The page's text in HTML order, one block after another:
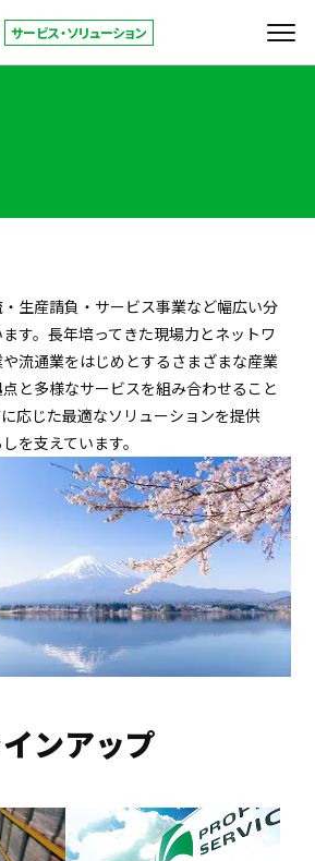
サービス・ソリューション
サイト
お問い合わせ
生産請負・サービス事業など幅広い分
す。長年培ってきた現場力とネットワ
流通業をはじめとするさまざまな産業
と多様なサービスを組み合わせること
応じた最適なソリューションを提供
を支えています。
ンアップ